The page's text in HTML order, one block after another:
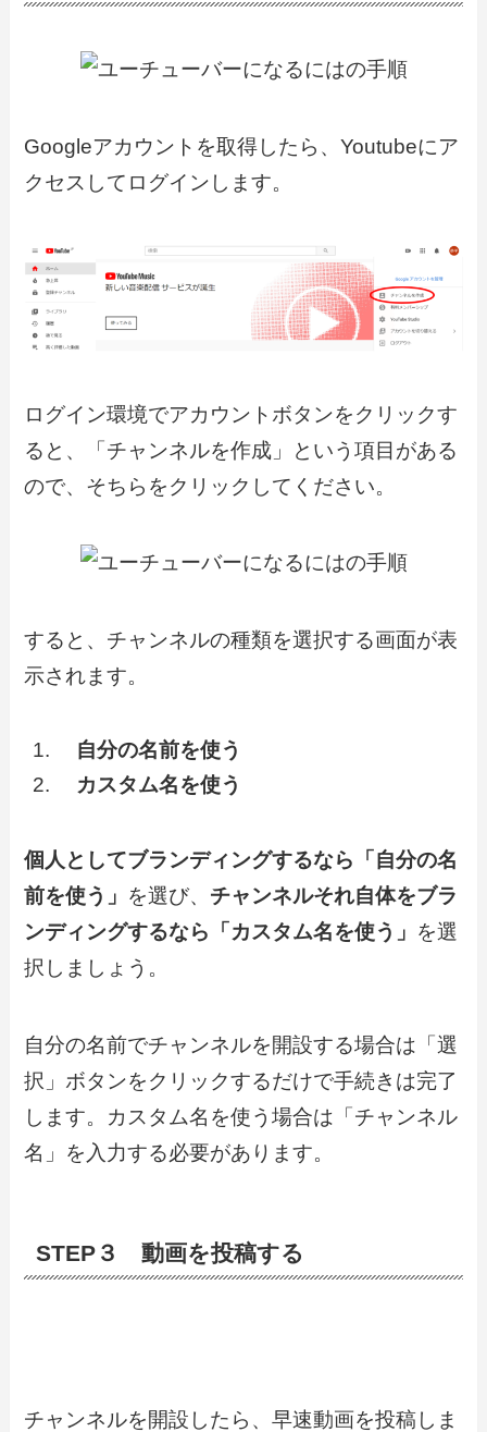
Googleアカウントを取得したら、Youtubeにア
クセスしてログインします。
ログイン環境でアカウントボタンをクリックす
ると、「チャンネルを作成」という項目がある
ので、そちらをクリックしてください。
すると、チャンネルの種類を選択する画面が表
示されます。
自分の名前を使う
カスタム名を使う
個人としてブランディングするなら「自分の名
前を使う」 を選び、 チャンネルそれ自体をブラ
ンディングするなら「カスタム名を使う」 を選
択しましょう。
自分の名前でチャンネルを開設する場合は「選
択」ボタンをクリックするだけで手続きは完了
します。カスタム名を使う場合は「チャンネル
名」を入力する必要があります。
STEP３ 動画を投稿する
チャンネルを開設したら、早速動画を投稿しま